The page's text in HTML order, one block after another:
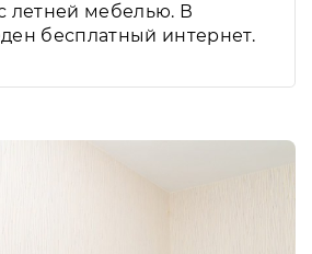
летней мебелью. В
бесплатный интернет.